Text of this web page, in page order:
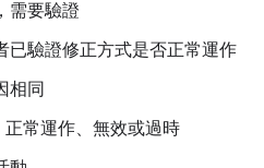
需要驗證
已驗證修正方式是否正常運作
相同
常運作、無效或過時